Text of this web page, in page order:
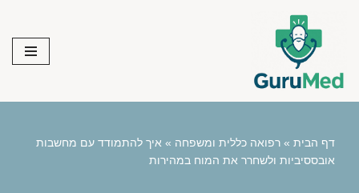
content
דף הבית » רפואה כללית ומשפחה » איך להתמודד עם מחשבות
אובססיביות ולשחרר את המוח במהירות